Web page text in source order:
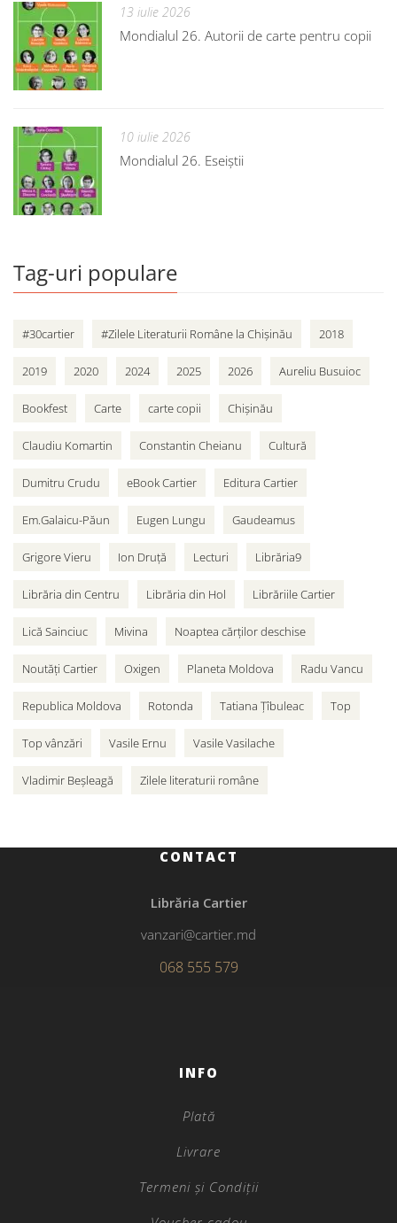
13 iulie 2026
Mondialul 26. Autorii de carte pentru copii
10 iulie 2026
Mondialul 26. Eseiștii
Tag-uri populare
#30cartier #Zilele Literaturii Române la Chișinău 2018
2019 2020 2024 2025 2026 Aureliu Busuioc
Bookfest Carte carte copii Chișinău
Claudiu Komartin Constantin Cheianu Cultură
Dumitru Crudu eBook Cartier Editura Cartier
Em.Galaicu-Păun Eugen Lungu Gaudeamus
Grigore Vieru Ion Druță Lecturi Librăria9
Librăria din Centru Librăria din Hol Librăriile Cartier
Lică Sainciuc Mivina Noaptea cărților deschise
Noutăți Cartier Oxigen Planeta Moldova Radu Vancu
Republica Moldova Rotonda Tatiana Țîbuleac Top
Top vânzări Vasile Ernu Vasile Vasilache
Vladimir Beșleagă Zilele literaturii române
CONTACT
Librăria Cartier
vanzari@cartier.md
068 555 579
INFO
Plată
Livrare
Termeni și Condiții